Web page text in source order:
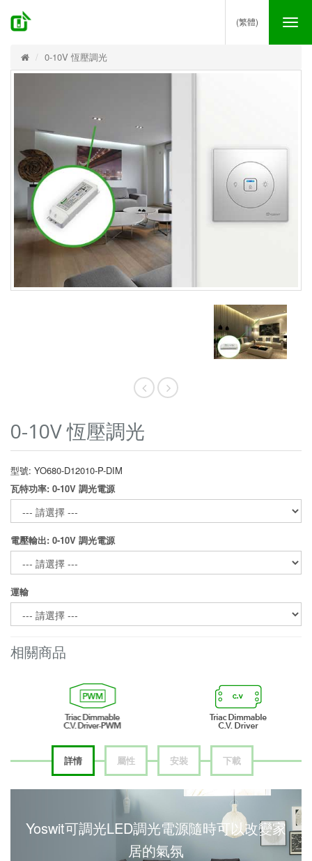
(繁體)
0-10V 恆壓調光
0-10V 恆壓調光
型號: YO680-D12010-P-DIM
瓦特功率: 0-10V 調光電源
電壓輸出: 0-10V 調光電源
運輸
相關商品
詳情 屬性 安裝 下載
Yoswit可調光LED調光電源隨時可以改變家
居的氣氛